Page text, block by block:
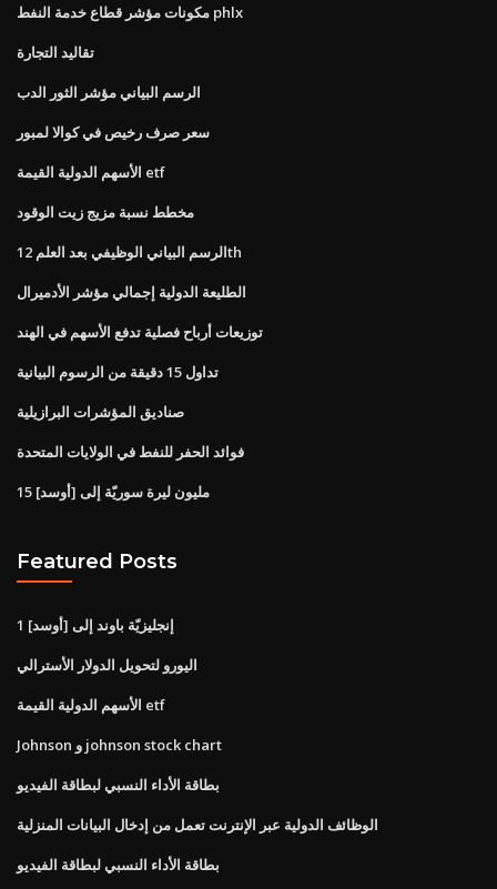
مكونات مؤشر قطاع خدمة النفط phlx
تقاليد التجارة
الرسم البياني مؤشر الثور الدب
سعر صرف رخيص في كوالا لمبور
الأسهم الدولية القيمة etf
مخطط نسبة مزيج زيت الوقود
الرسم البياني الوظيفي بعد العلم 12th
الطليعة الدولية إجمالي مؤشر الأدميرال
توزيعات أرباح فصلية تدفع الأسهم في الهند
تداول 15 دقيقة من الرسوم البيانية
صناديق المؤشرات البرازيلية
فوائد الحفر للنفط في الولايات المتحدة
15 مليون ليرة سوريّة إلى [أوسد]
Featured Posts
1 إنجليزيّة باوند إلى [أوسد]
اليورو لتحويل الدولار الأسترالي
الأسهم الدولية القيمة etf
Johnson و johnson stock chart
بطاقة الأداء النسبي لبطاقة الفيديو
الوظائف الدولية عبر الإنترنت تعمل من إدخال البيانات المنزلية
بطاقة الأداء النسبي لبطاقة الفيديو